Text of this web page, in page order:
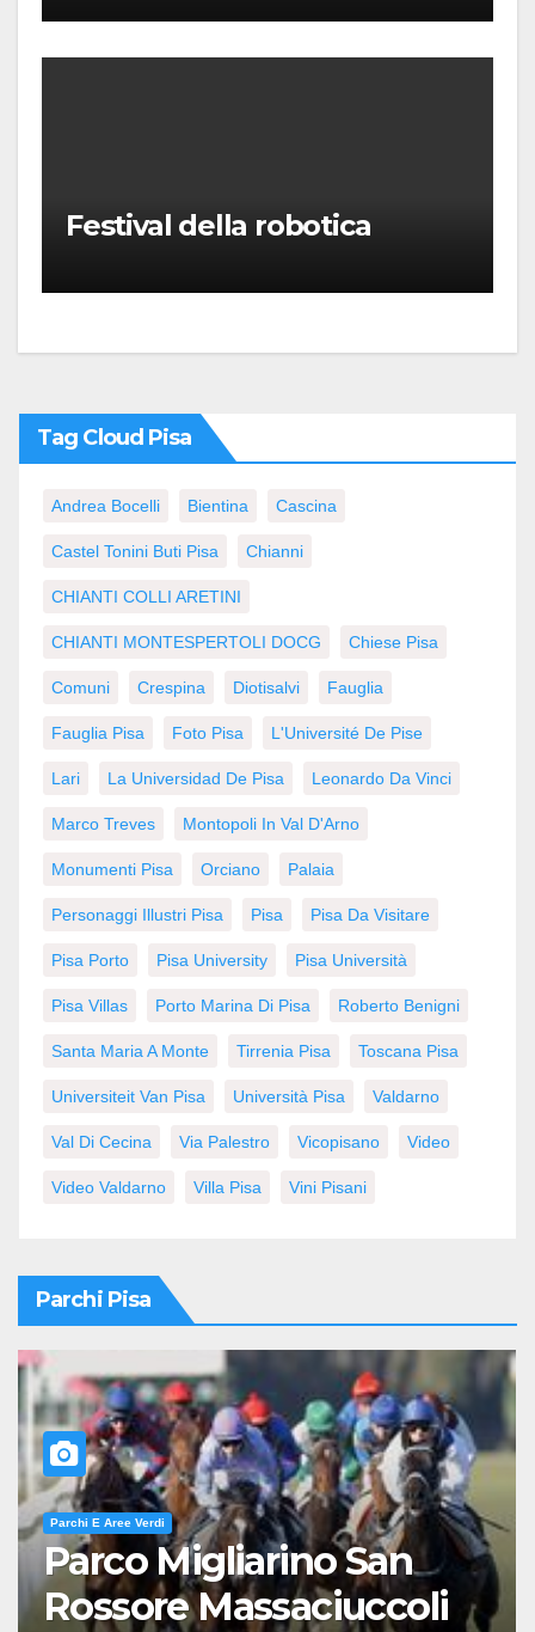
Puccini
Festival della robotica
Tag Cloud Pisa
Andrea Bocelli Bientina Cascina
Castel Tonini Buti Pisa Chianni
CHIANTI COLLI ARETINI
CHIANTI MONTESPERTOLI DOCG Chiese Pisa
Comuni Crespina Diotisalvi Fauglia
Fauglia Pisa Foto Pisa L'Université De Pise
Lari La Universidad De Pisa Leonardo Da Vinci
Marco Treves Montopoli In Val D'Arno
Monumenti Pisa Orciano Palaia
Personaggi Illustri Pisa Pisa Pisa Da Visitare
Pisa Porto Pisa University Pisa Università
Pisa Villas Porto Marina Di Pisa Roberto Benigni
Santa Maria A Monte Tirrenia Pisa Toscana Pisa
Universiteit Van Pisa Università Pisa Valdarno
Val Di Cecina Via Palestro Vicopisano Video
Video Valdarno Villa Pisa Vini Pisani
Parchi Pisa
Parchi E Aree Verdi
Parco Migliarino San
Rossore Massaciuccoli